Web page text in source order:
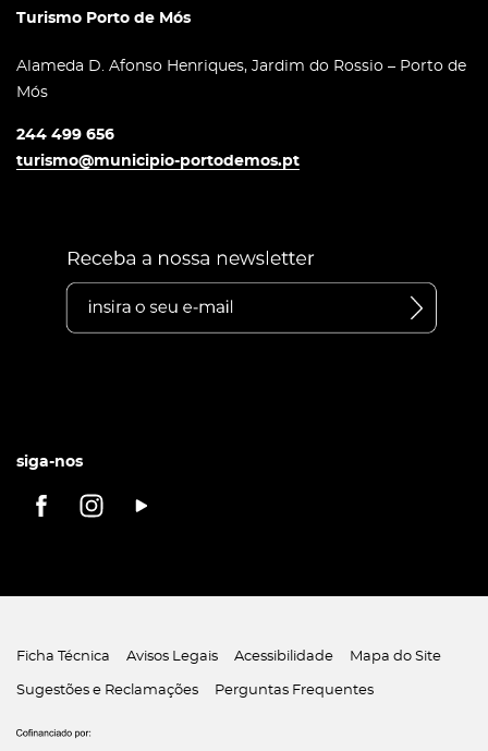
Turismo Porto de Mós
Alameda D. Afonso Henriques, Jardim do Rossio – Porto de
Mós
244 499 656
turismo@municipio-portodemos.pt
siga-nos
Ficha Técnica Avisos Legais Acessibilidade Mapa do Site
Sugestões e Reclamações Perguntas Frequentes